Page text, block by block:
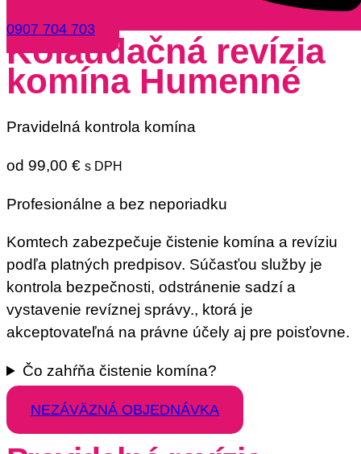
0907 704 703
Kolaudačná revízia
komína Humenné
Pravidelná kontrola komína
od 99,00 € s DPH
Profesionálne a bez neporiadku
Komtech zabezpečuje čistenie komína a revíziu
podľa platných predpisov. Súčasťou služby je
kontrola bezpečnosti, odstránenie sadzí a
vystavenie revíznej správy., ktorá je
akceptovateľná na právne účely aj pre poisťovne.
Čo zahŕňa čistenie komína?
NEZÁVÄZNÁ OBJEDNÁVKA